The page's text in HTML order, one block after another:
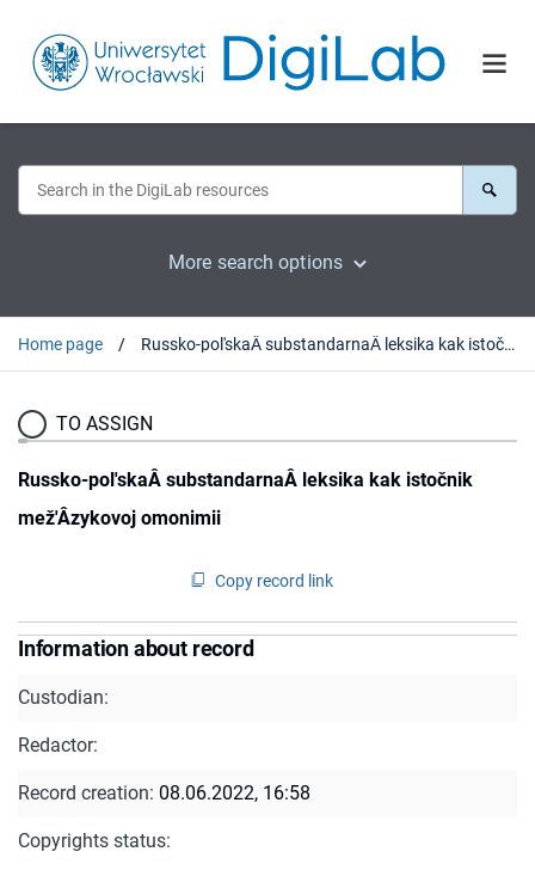
More search options
Home page Russko-pol'skaÂ substandarnaÂ leksika kak istočnik mež'Âzykovoj omonimii
TO ASSIGN
Russko-pol'skaÂ substandarnaÂ leksika kak istočnik
mež'Âzykovoj omonimii
Copy record link
Information about record
Custodian:
Redactor:
Record creation: 08.06.2022, 16:58
Copyrights status: